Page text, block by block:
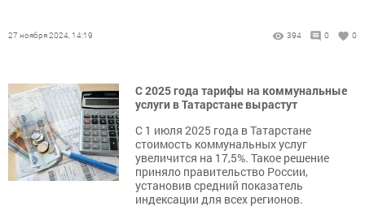
27 ноября 2024, 14:19 394 0 0
С 2025 года тарифы на коммунальные
услуги в Татарстане вырастут
С 1 июля 2025 года в Татарстане
стоимость коммунальных услуг
увеличится на 17,5%. Такое решение
приняло правительство России,
установив средний показатель
индексации для всех регионов.